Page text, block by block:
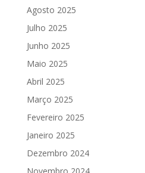
Agosto 2025
Julho 2025
Junho 2025
Maio 2025
Abril 2025
Março 2025
Fevereiro 2025
Janeiro 2025
Dezembro 2024